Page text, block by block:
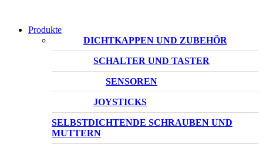
Produkte
DICHTKAPPEN UND ZUBEHÖR
SCHALTER UND TASTER
SENSOREN
JOYSTICKS
SELBSTDICHTENDE SCHRAUBEN UND
MUTTERN